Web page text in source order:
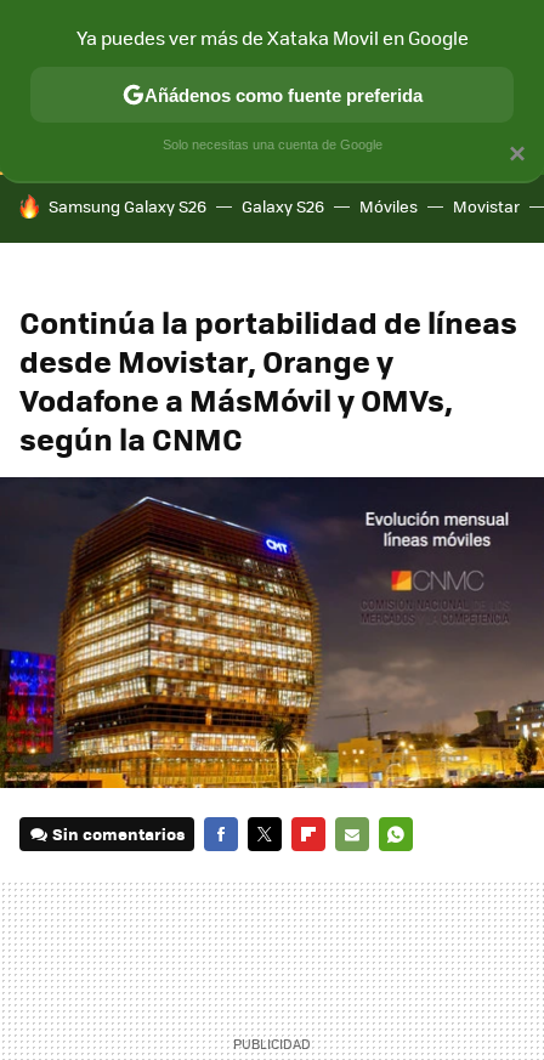
CONECTIVIDAD MÓVIL Y SOCIEDAD APLICACIONES
HOY SE HABLA DE
Samsung Galaxy S26 Galaxy S26 Móviles Movistar
Continúa la portabilidad de líneas
desde Movistar, Orange y
Vodafone a MásMóvil y OMVs,
según la CNMC
Sin comentarios
MAIL
×
Ya puedes ver más de Xataka Movil en Google
Añádenos como fuente preferida
Solo necesitas una cuenta de Google